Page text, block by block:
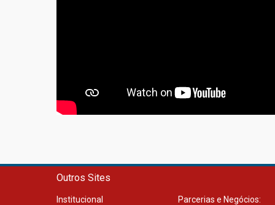
Outros Sites
Institucional
Parcerias e Negócios: